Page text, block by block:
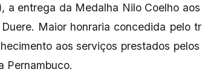
a entrega da Medalha Nilo Coelho
Maior honraria concedida pelo
aos serviços prestados
Pernambuco.